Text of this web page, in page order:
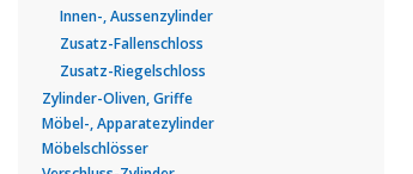
Innen-, Aussenzylinder
Zusatz-Fallenschloss
Zusatz-Riegelschloss
Zylinder-Oliven, Griffe
Möbel-, Apparatezylinder
Möbelschlösser